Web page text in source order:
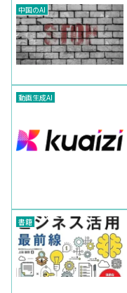
中国のAI
動画生成AI
書籍